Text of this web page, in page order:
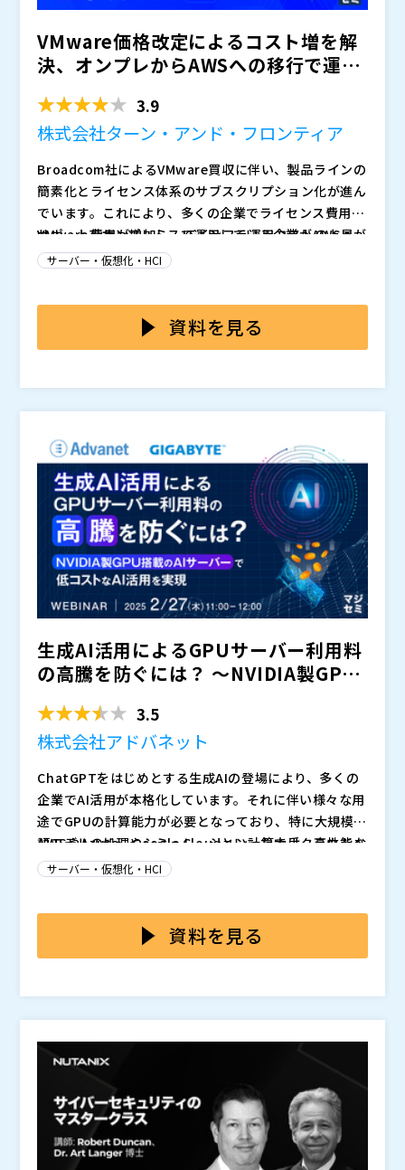
介します。「このままVMwareを継続するべきか、移行
すべきか？」とお悩みの方は、ぜひご参加ください。
VMware価格改定によるコスト増を解
決、オンプレからAWSへの移行で運用
3.9
株式会社ターン・アンド・フロンティア
Broadcom社によるVMware買収に伴い、製品ラインの
簡素化とライセンス体系のサブスクリプション化が進ん
でいます。これにより、多くの企業でライセンス費用や
サポート費用が増加し、ITインフラ運用コストの上昇が
大きな課題となっています。
VMwareをオンプレミスで運用している企業がAWSへ
移行することは、コスト削減や運用効率化を実現する大
最大化、クラウドの利点を活かした運用最適化など、事
前準備と移行計画が重要です。また、移行後のクラウド
成功の鍵となります。
の具体的な対応策として、AWSへの移行プロセスをわ
かりやすく解説します。また、移行後のクラウド環境で
紹介します。この機会に、クラウド移行を通じて貴社の
ITインフラ運用を効率化し、増加するコストに対応する
株式会社オープンソース活用研究所（）
マジセミ株式会社（）
れる可能性があります。
サーバー・仮想化・HCI
資料を見る
生成AI活用によるGPUサーバー利用料
の高騰を防ぐには？ 〜NVIDIA製GPU
3.5
株式会社アドバネット
ChatGPTをはじめとする生成AIの登場により、多くの
企業でAI活用が本格化しています。それに伴い様々な用
途でGPUの計算能力が必要となっており、特に大規模言
語モデルの処理やシミュレーション計算では、高性能な
GPUが不可欠です。
AWSやAzure、Google Cloudといった大手クラウドベ
ンダーのGPUインスタンスを利用して自社製のAI開発を
大きく上回るケースが増えています。このコスト増大
は、AI開発の規模拡大や新規プロジェクトの着手を躊躇
を保有する企業が増えています。NVIDIAと強い連携関
係にあるGIGABYTEは、最新のGPU技術をいち早く取
ーバーを販売するアドバネットは、45年の経験を活か
し、お客様の規模や用途に合わせて最適なサーバー構成
を提案します。小ロットからの導入が可能で、将来的な
拡張もスムーズに行えます。本セミナーでは、実際の導
入事例を交えながら、コスト効率の良いAI基盤の作り方
をご紹介します。
GIGABYTE （）
GIGABYTE（）
株式会社オープンソース活用研究所（）
マジセミ株式会社（
※共催、協賛、協力、講演企業は将来的に追加、削除さ
れる可能性があります。
サーバー・仮想化・HCI
資料を見る